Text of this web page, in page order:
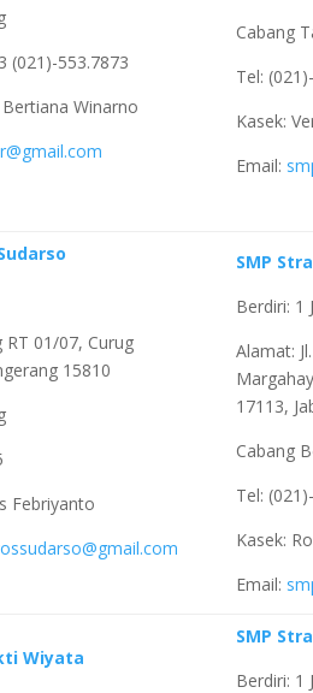
(021)-553.7873
Winarno
Cabang
Tel:
Kasek:
Email:
RT 01/07, Curug
15810
Febriyanto
SMP
Berdiri: 1
Alamat:
17113,
Cabang
Tel:
Kasek:
Email:
Wiyata
SMP
Berdiri: 1